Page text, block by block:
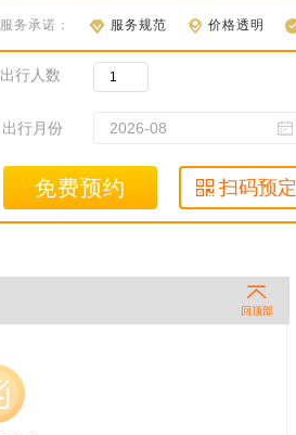
服务承诺： 服务规范 价格透明
出行人数
出行月份
免费预约 扫码预定
回顶部